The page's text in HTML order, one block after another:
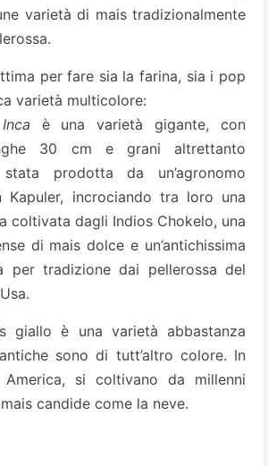
varietà di mais tradizionalmente
per fare sia la farina, sia i pop
varietà multicolore:
è una varietà gigante, con
30 cm e grani altrettanto
prodotta da un’agronomo
Kapuler, incrociando tra loro una
coltivata dagli Indios Chokelo, una
di mais dolce e un’antichissima
per tradizione dai pellerossa del
giallo è una varietà abbastanza
sono di tutt’altro colore. In
si coltivano da millenni
candide come la neve.